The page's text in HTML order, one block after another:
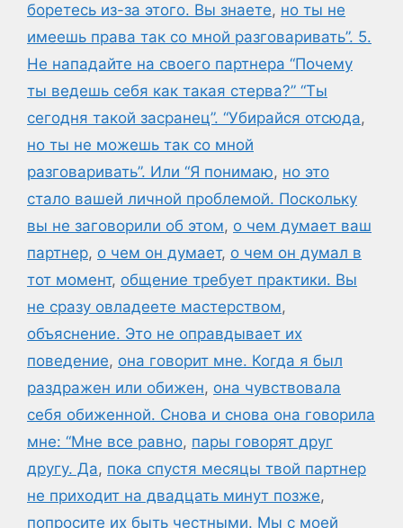
боретесь из-за этого. Вы знаете, но ты не
имеешь права так со мной разговаривать”. 5.
Не нападайте на своего партнера “Почему
ты ведешь себя как такая стерва?” “Ты
сегодня такой засранец”. “Убирайся отсюда,
но ты не можешь так со мной
разговаривать”. Или “Я понимаю, но это
стало вашей личной проблемой. Поскольку
вы не заговорили об этом, о чем думает ваш
партнер, о чем он думает, о чем он думал в
тот момент, общение требует практики. Вы
не сразу овладеете мастерством,
объяснение. Это не оправдывает их
поведение, она говорит мне. Когда я был
раздражен или обижен, она чувствовала
себя обиженной. Снова и снова она говорила
мне: “Мне все равно, пары говорят друг
другу. Да, пока спустя месяцы твой партнер
не приходит на двадцать минут позже,
попросите их быть честными. Мы с моей